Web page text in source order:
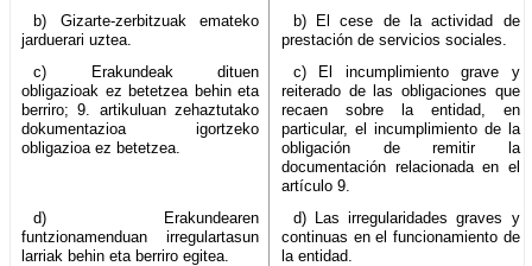
b) Gizarte-zerbitzuak emateko
jarduerari uztea.
b) El cese de la actividad de
prestación de servicios sociales.
c) Erakundeak dituen
obligazioak ez betetzea behin eta
berriro; 9. artikuluan zehaztutako
dokumentazioa igortzeko
obligazioa ez betetzea.
c) El incumplimiento grave y
reiterado de las obligaciones que
recaen sobre la entidad, en
particular, el incumplimiento de la
obligación de remitir la
documentación relacionada en el
artículo 9.
d) Erakundearen
funtzionamenduan irregulartasun
larriak behin eta berriro egitea.
d) Las irregularidades graves y
continuas en el funcionamiento de
la entidad.